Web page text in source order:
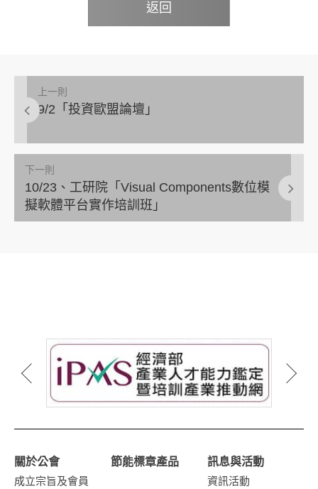
返回
上一則
9/2「投資歐盟論壇」
下一則
10/23、工研院「Visual Components數位模
擬軟體平台實作培訓班」
關於公會
成立宗旨及會員
節能標章產品
訊息與活動
資訊活動